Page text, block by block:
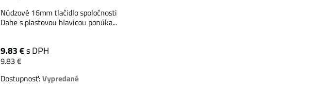
Núdzové 16mm tlačidlo spoločnosti
Dahe s plastovou hlavicou ponúka...
9.83 €s DPH
9.83 €
Dostupnosť:Vypredané